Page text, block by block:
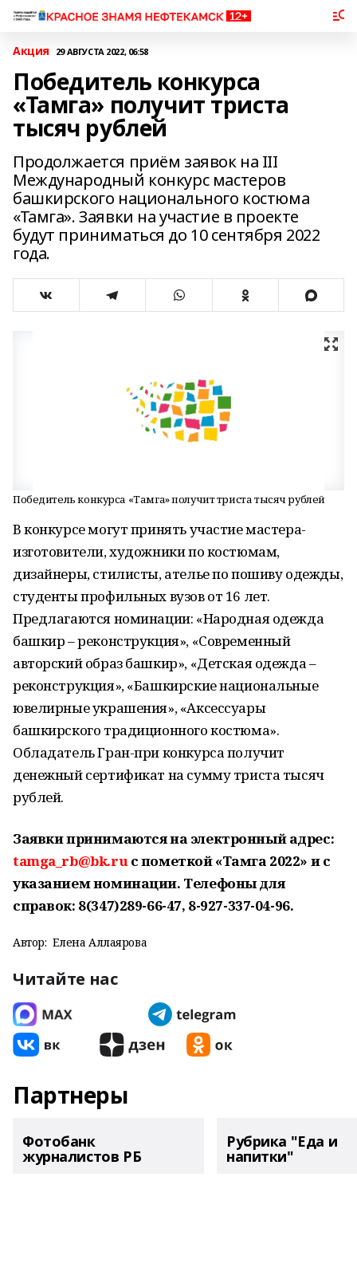
Акция 29 АВГУСТА 2022, 06:58
Победитель конкурса
«Тамга» получит триста
тысяч рублей
Продолжается приём заявок на III
Международный конкурс мастеров
башкирского национального костюма
«Тамга». Заявки на участие в проекте
будут приниматься до 10 сентября 2022
года.
Победитель конкурса «Тамга» получит триста тысяч рублей
В конкурсе могут принять участие мастера-
изготовители, художники по костюмам,
дизайнеры, стилисты, ателье по пошиву одежды,
студенты профильных вузов от 16 лет.
Предлагаются номинации: «Народная одежда
башкир – реконструкция», «Современный
авторский образ башкир», «Детская одежда –
реконструкция», «Башкирские национальные
ювелирные украшения», «Аксессуары
башкирского традиционного костюма».
Обладатель Гран-при конкурса получит
денежный сертификат на сумму триста тысяч
рублей.
Заявки принимаются на электронный адрес:
tamga_rb@bk.ruс пометкой «Тамга 2022» и с
указанием номинации. Телефоны для
справок: 8(347)289-66-47, 8-927-337-04-96.
Автор: Елена Аллаярова
Читайте нас
Партнеры
Фотобанк
журналистов РБ
Рубрика "Еда и
напитки"